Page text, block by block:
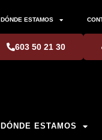
DÓNDE ESTAMOS
603 50 21 30
DÓNDE ESTAMOS